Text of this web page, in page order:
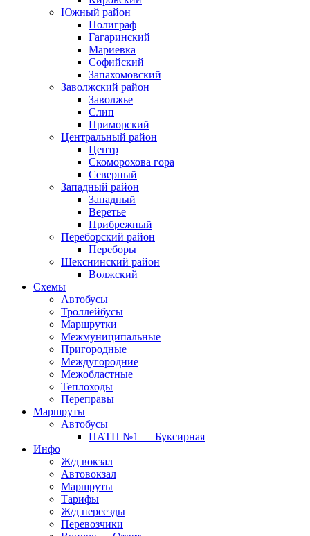
Южный район
Полиграф
Гагаринский
Мариевка
Софийский
Запахомовский
Заволжский район
Заволжье
Слип
Приморский
Центральный район
Центр
Скоморохова гора
Северный
Западный район
Западный
Веретье
Прибрежный
Переборский район
Переборы
Шекснинский район
Волжский
Схемы
Автобусы
Троллейбусы
Маршрутки
Межмуниципальные
Пригородные
Междугородние
Межобластные
Теплоходы
Переправы
Маршруты
Автобусы
ПАТП №1 — Буксирная
Инфо
Ж/д вокзал
Автовокзал
Маршруты
Тарифы
Ж/д переезды
Перевозчики